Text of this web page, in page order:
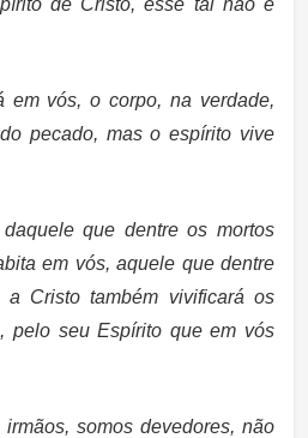
de Cristo, esse tal não é
em vós, o corpo, na verdade,
pecado, mas o espírito vive
que dentre os mortos
em vós, aquele que dentre
a Cristo também vivificará os
pelo seu Espírito que em vós
somos devedores, não